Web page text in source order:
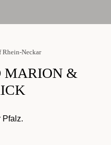
Rhein-Neckar
MARION &
Pfalz.